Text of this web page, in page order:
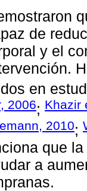
de
y el
en
2006; Khazir
2010;
que
a